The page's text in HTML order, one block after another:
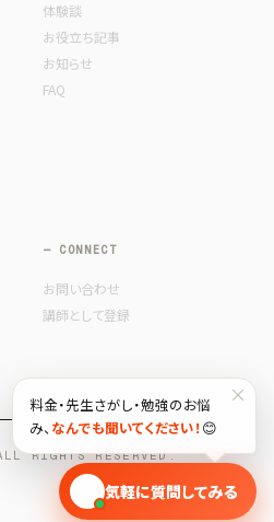
体験談
お役立ち記事
お知らせ
FAQ
— CONNECT
お問い合わせ
講師として登録
RIGHTS RESERVED.
×
料金・先生さがし・勉強のお悩
み、 なんでも聞いてください！ 😊
🎓 気軽に質問してみる